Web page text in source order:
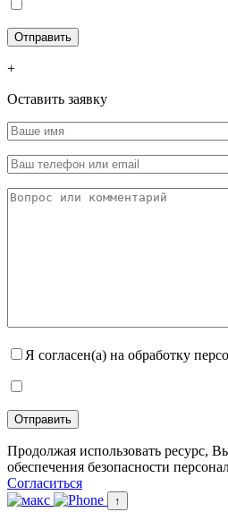
+
Оставить заявку
Я согласен(а) на обработку
Продолжая использовать ресурс,
обеспечения безопасности
Согласиться
↑